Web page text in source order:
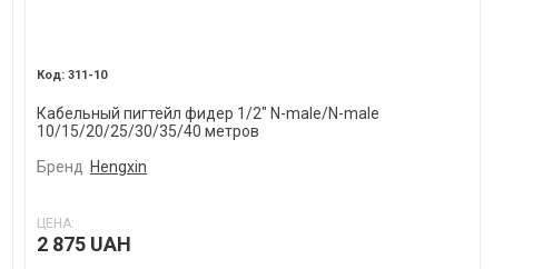
311-10
Кабельный пигтейл фидер 1/2" N-male/N-male
10/15/20/25/30/35/40 метров
Бренд Hengxin
ЦЕНА:
2 875 UAH